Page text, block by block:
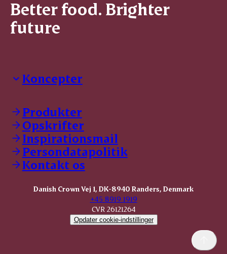
Better food. Brighter
future
Koncepter
Dyrbar
GØL
Tulip
Friland
Dansk Kødkvæg
STOLT
Dansk Kalv
KOMBI Hak
Produkter
Opskrifter
Inspirationsmail
Persondatapolitik
Kontakt os
Danish Crown Vej 1, DK-8940 Randers, Denmark
+45 8919 1919
CVR 26121264
Opdater cookie-indstillinger